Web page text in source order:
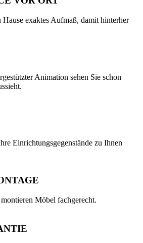
exaktes Aufmaß, damit hinterher
Animation sehen Sie schon
Einrichtungsgegenstände zu Ihnen
Möbel fachgerecht.